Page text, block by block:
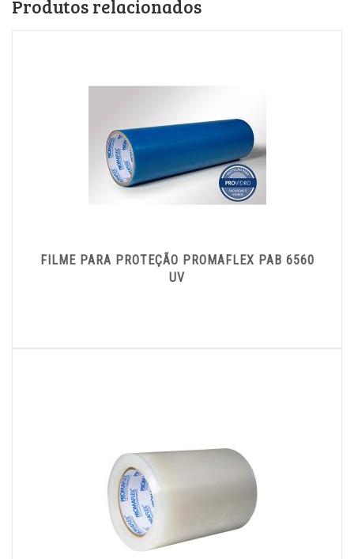
Produtos relacionados
FILME PARA PROTEÇÃO PROMAFLEX PAB 6560
UV